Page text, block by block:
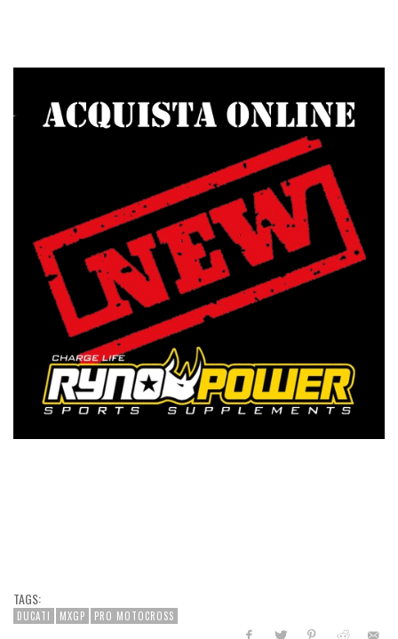
TAGS:
DUCATI MXGP PRO MOTOCROSS